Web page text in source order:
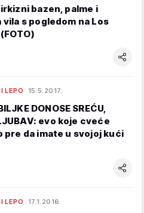
bazen, palme i
vila s pogledom na Los
LEPO 15.5.2017.
DONOSE SREĆU,
evo koje cveće
pre da imate u svojoj kući
LEPO 17.1.2016.